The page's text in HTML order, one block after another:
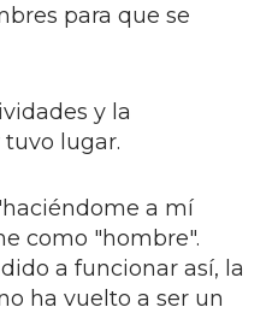
para que se
y la
lugar.
a mí
como "hombre".
a funcionar así, la
ha vuelto a ser un